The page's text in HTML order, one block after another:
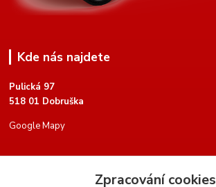
Kde nás najdete
Pulická 97
518 01 Dobruška
Google Mapy
Zpracování cookies